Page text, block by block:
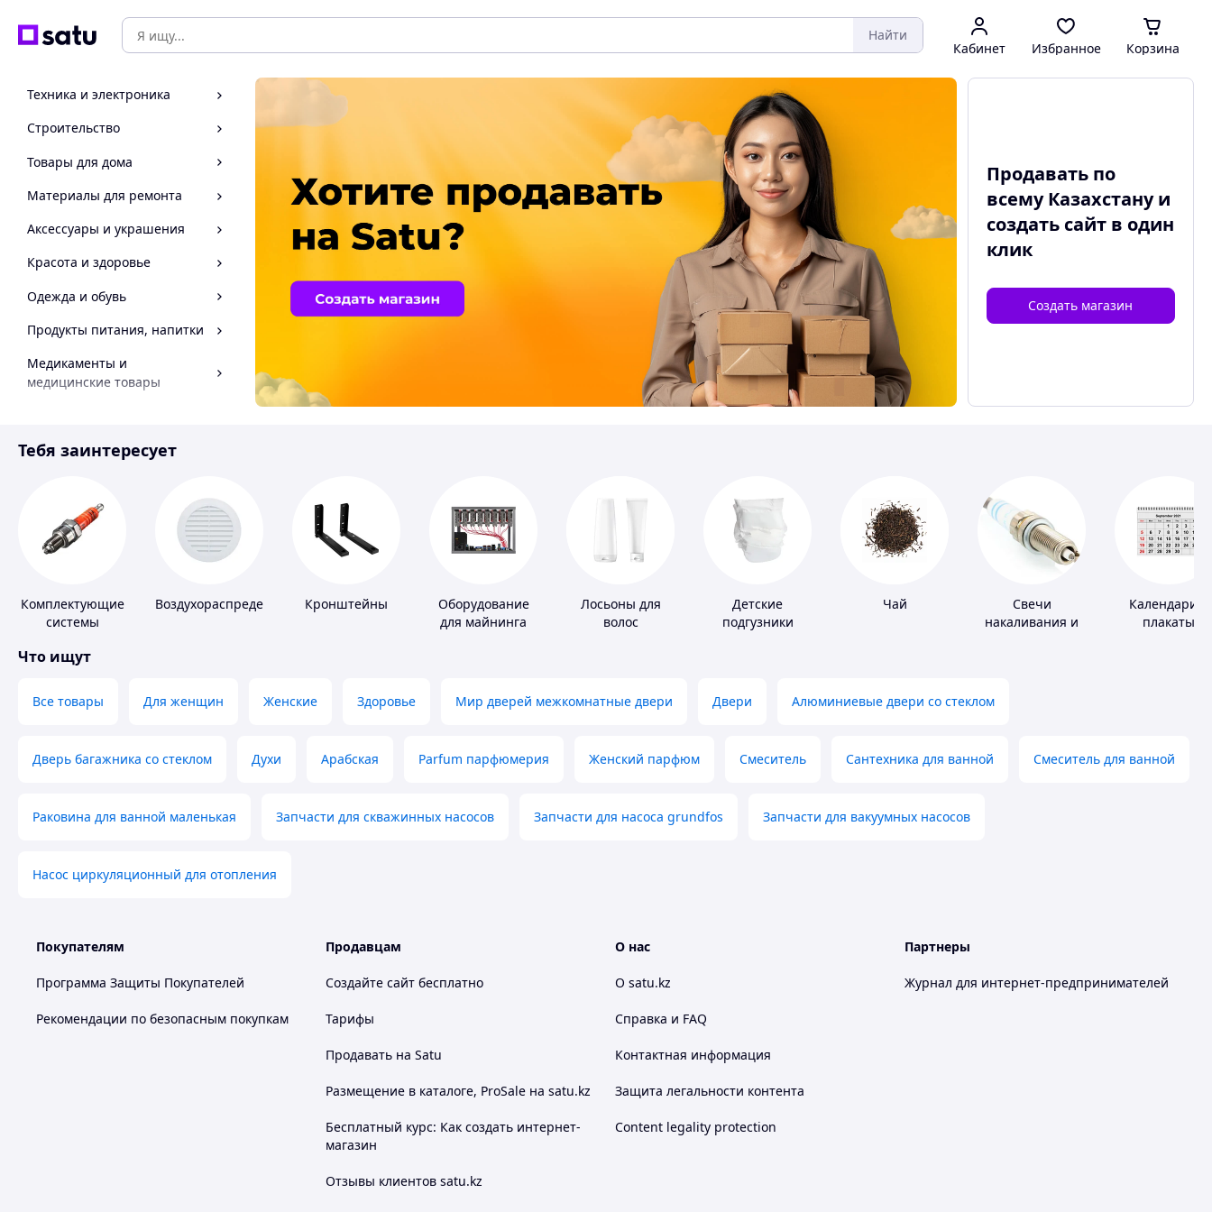
Найти
Кабинет Избранное Корзина
Техника и электроника
Строительство
Товары для дома
Материалы для ремонта
Аксессуары и украшения
Красота и здоровье
Одежда и обувь
Продукты питания, напитки
Медикаменты и
медицинские товары
Инструмент
Продавать по
всему Казахстану и
создать сайтв один
клик
Создать магазин
Тебя заинтересует
Комплектующие
системы
ВоздухораспределителиКронштейны
Оборудование
для майнинга
Лосьоны для
волос
Детские
подгузники
Чай
Свечи
накаливания и
Календари и
плакаты
Что ищут
Все товары Для женщин Женские Здоровье Мир дверей межкомнатные двери Двери Алюминиевые двери со стеклом
Дверь багажника со стеклом Духи Арабская Parfum парфюмерия Женский парфюм Смеситель Сантехника для ванной Смеситель для ванной
Раковина для ванной маленькая Запчасти для скважинных насосов Запчасти для насоса grundfos Запчасти для вакуумных насосов
Насос циркуляционный для отопления
Покупателям
Программа Защиты Покупателей
Рекомендации по безопасным покупкам
Продавцам
Создайте сайт бесплатно
Тарифы
Продавать на Satu
Размещение в каталоге, ProSale на satu.kz
Бесплатный курс: Как создать интернет-
магазин
Отзывы клиентов satu.kz
О нас
О satu.kz
Справка и FAQ
Контактная информация
Защита легальности контента
Content legality protection
Партнеры
Журнал для интернет-предпринимателей